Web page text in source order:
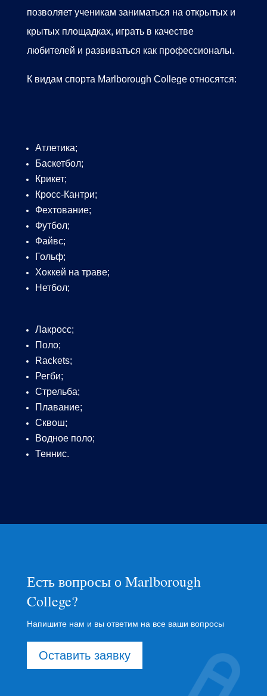
позволяет ученикам заниматься на открытых и
крытых площадках, играть в качестве
любителей и развиваться как профессионалы.
К видам спорта Marlborough College относятся:
Атлетика;
Баскетбол;
Крикет;
Кросс-Кантри;
Фехтование;
Футбол;
Файвс;
Гольф;
Хоккей на траве;
Нетбол;
Лакросс;
Поло;
Rackets;
Регби;
Стрельба;
Плавание;
Сквош;
Водное поло;
Теннис.
Есть вопросы о Marlborough
College?
Напишите нам и вы ответим на все ваши вопросы
Оставить заявку